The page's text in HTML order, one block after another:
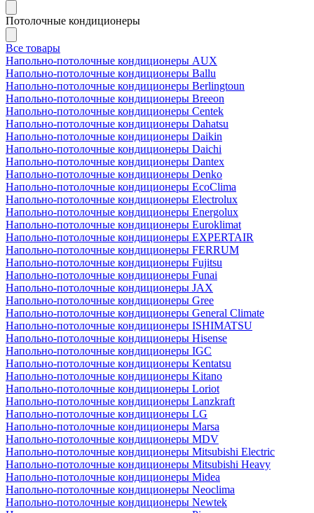
Потолочные кондиционеры
Все товары
Напольно-потолочные кондиционеры AUX
Напольно-потолочные кондиционеры Ballu
Напольно-потолочные кондиционеры Berlingtoun
Напольно-потолочные кондиционеры Breeon
Напольно-потолочные кондиционеры Centek
Напольно-потолочные кондиционеры Dahatsu
Напольно-потолочные кондиционеры Daikin
Напольно-потолочные кондиционеры Daichi
Напольно-потолочные кондиционеры Dantex
Напольно-потолочные кондиционеры Denko
Напольно-потолочные кондиционеры EcoClima
Напольно-потолочные кондиционеры Electrolux
Напольно-потолочные кондиционеры Energolux
Напольно-потолочные кондиционеры Euroklimat
Напольно-потолочные кондиционеры EXPERTAIR
Напольно-потолочные кондиционеры FERRUM
Напольно-потолочные кондиционеры Fujitsu
Напольно-потолочные кондиционеры Funai
Напольно-потолочные кондиционеры JAX
Напольно-потолочные кондиционеры Gree
Напольно-потолочные кондиционеры General Climate
Напольно-потолочные кондиционеры ISHIMATSU
Напольно-потолочные кондиционеры Hisense
Напольно-потолочные кондиционеры IGC
Напольно-потолочные кондиционеры Kentatsu
Напольно-потолочные кондиционеры Kitano
Напольно-потолочные кондиционеры Loriot
Напольно-потолочные кондиционеры Lanzkraft
Напольно-потолочные кондиционеры LG
Напольно-потолочные кондиционеры Marsa
Напольно-потолочные кондиционеры MDV
Напольно-потолочные кондиционеры Mitsubishi Electric
Напольно-потолочные кондиционеры Mitsubishi Heavy
Напольно-потолочные кондиционеры Midea
Напольно-потолочные кондиционеры Neoclima
Напольно-потолочные кондиционеры Newtek